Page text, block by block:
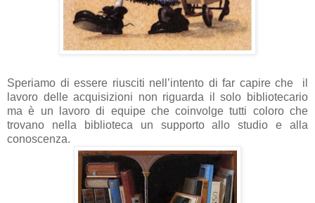
Speriamo di essere riusciti nell’intento di far capire che il
lavoro delle acquisizioni non riguarda il solo bibliotecario
ma è un lavoro di equipe che coinvolge tutti coloro che
trovano nella biblioteca un supporto allo studio e alla
conoscenza.